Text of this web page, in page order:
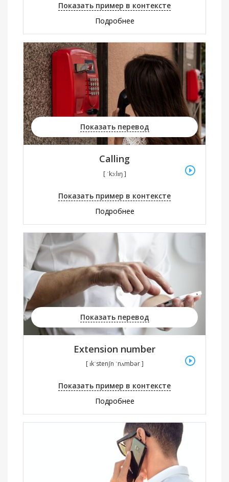
Показать пример в контексте
Подробнее
Показать перевод
Calling
[ ˈkɔːlɪŋ ]
Показать пример в контексте
Подробнее
Показать перевод
Extension number
[ ɪkˈstenʃn ˈnʌmbər ]
Показать пример в контексте
Подробнее